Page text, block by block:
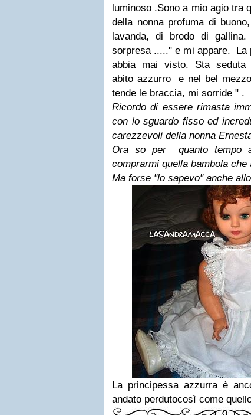
luminoso .Sono a mio agio tra
della nonna profuma di
lavanda, di brodo di
sorpresa ....." e mi appare. La
abbia mai visto. Sta
abito azzurro e nel bel
tende le braccia, mi sorride " .
Ricordo di essere rimasta
con lo sguardo fisso ed
carezzevoli della nonna
Ora so per quanto tempo
comprarmi quella bambola
Ma forse "lo sapevo" anche
La principessa azzurra è
andato perdutocosì come